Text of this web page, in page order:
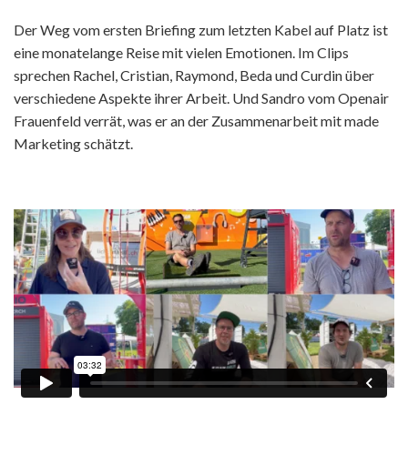
Der Weg vom ersten Briefing zum letzten Kabel auf Platz ist
eine monatelange Reise mit vielen Emotionen. Im Clips
sprechen Rachel, Cristian, Raymond, Beda und Curdin über
verschiedene Aspekte ihrer Arbeit. Und Sandro vom Openair
Frauenfeld verrät, was er an der Zusammenarbeit mit made
Marketing schätzt.